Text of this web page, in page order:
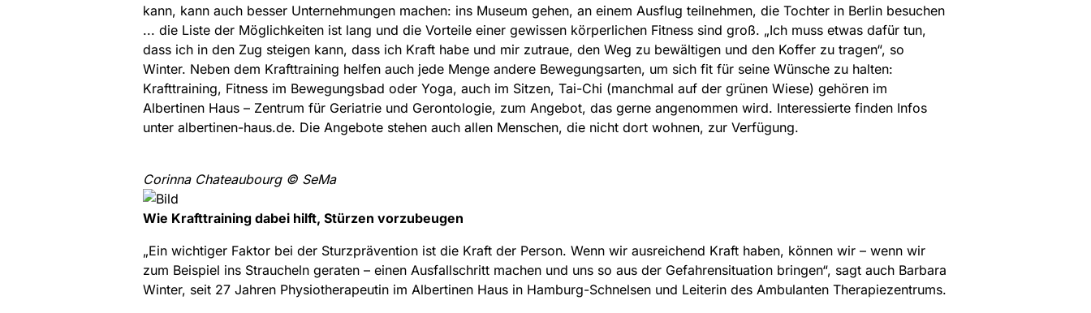
kann, kann auch besser Unternehmungen machen: ins Museum gehen, an einem Ausflug teilnehmen, die Tochter in Berlin besuchen
... die Liste der Möglichkeiten ist lang und die Vorteile einer gewissen körperlichen Fitness sind groß. „Ich muss etwas dafür tun,
dass ich in den Zug steigen kann, dass ich Kraft habe und mir zutraue, den Weg zu bewältigen und den Koffer zu tragen“, so
Winter. Neben dem Krafttraining helfen auch jede Menge andere Bewegungsarten, um sich fit für seine Wünsche zu halten:
Krafttraining, Fitness im Bewegungsbad oder Yoga, auch im Sitzen, Tai-Chi (manchmal auf der grünen Wiese) gehören im
Albertinen Haus – Zentrum für Geriatrie und Gerontologie, zum Angebot, das gerne angenommen wird. Interessierte finden Infos
unter albertinen-haus.de. Die Angebote stehen auch allen Menschen, die nicht dort wohnen, zur Verfügung.
Corinna Chateaubourg © SeMa
Wie Krafttraining dabei hilft, Stürzen vorzubeugen
„Ein wichtiger Faktor bei der Sturzprävention ist die Kraft der Person. Wenn wir ausreichend Kraft haben, können wir – wenn wir
zum Beispiel ins Straucheln geraten – einen Ausfallschritt machen und uns so aus der Gefahrensituation bringen“, sagt auch Barbara
Winter, seit 27 Jahren Physiotherapeutin im Albertinen Haus in Hamburg-Schnelsen und Leiterin des Ambulanten Therapiezentrums.